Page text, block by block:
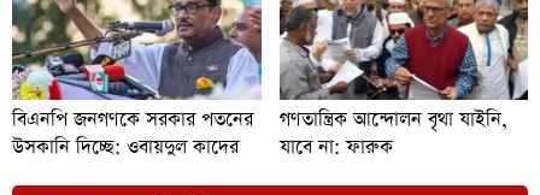
বিএনপি জনগণকে সরকার পতনের
উসকানি দিচ্ছে: ওবায়দুল কাদের
গণতান্ত্রিক আন্দোলন বৃথা যাইনি,
যাবে না: ফারুক